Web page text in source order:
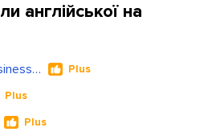
англійської на
My English by Business Language Plus
Plus
Plus